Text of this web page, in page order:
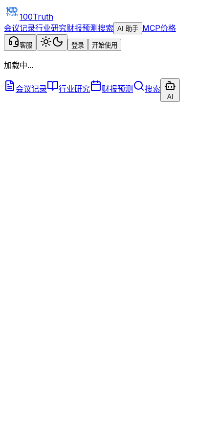
100Truth
会议记录行业研究财报预测搜索 AI 助手 MCP价格
客服 登录 开始使用
加载中...
会议记录 行业研究 财报预测 搜索
AI